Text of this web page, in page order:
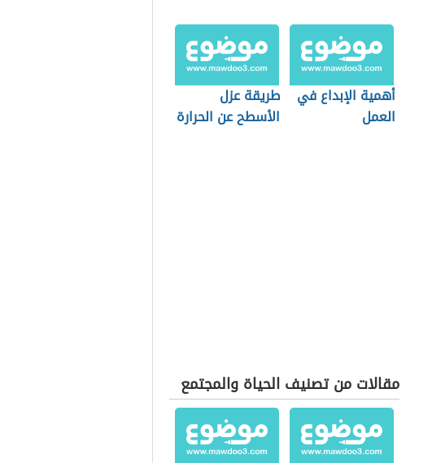
أهمية الإبداع في
العمل
طريقة عزل
الأسطح عن الحرارة
مقالات من تصنيف الحياة والمجتمع